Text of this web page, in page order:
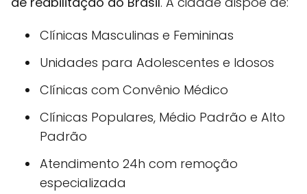
Clínicas Masculinas e Femininas
Unidades para Adolescentes e Idosos
Clínicas com Convênio Médico
Clínicas Populares, Médio Padrão e Alto
Padrão
Atendimento 24h com remoção
especializada